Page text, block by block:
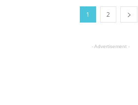
1 2
- Advertisement -